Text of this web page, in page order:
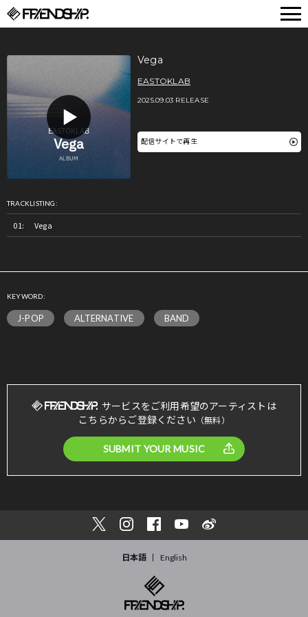
Vega
EASTOKLAB
2025.09.03 RELEASE
配信サイトで再生
TRACKLISTING:
Vega
KEYWORD:
J-POP ALTERNATIVE BAND
サービスをご利用希望のアーティストは
こちらからご登録ください （無料）
SUBMIT YOUR MUSIC
日本語 English